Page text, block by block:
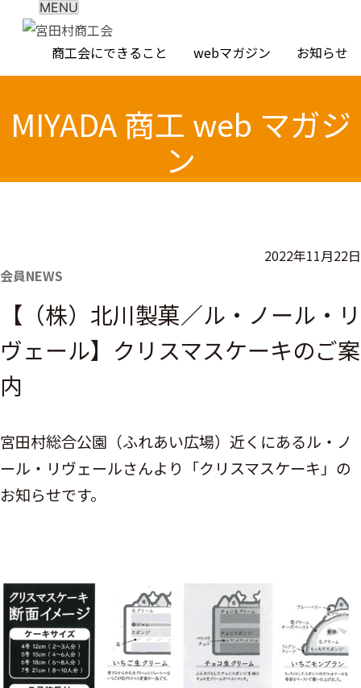
MENU
商工会にできること webマガジン お知らせ
MIYADA 商工 web マガジ
ン
2022年11月22日
会員NEWS
【（株）北川製菓／ル・ノール・リ
ヴェール】クリスマスケーキのご案
内
宮田村総合公園（ふれあい広場）近くにあるル・ノ
ール・リヴェールさんより「クリスマスケーキ」の
お知らせです。